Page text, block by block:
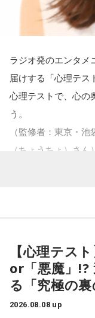
ーができて、グル
いうのは今までな
藤木：そんな日本代
（左から）福田正
番組Webサイト：
番組公式X：
だ、これは日本だ
グランドもそうい
ういうスポーツな
つまり、ベンチから
るほど簡単なスポー
それに対してまた変
て、時間をつくれ
ね。
うことでしょうか？
福田：そうですね。
「誰が出ても同じよ
これに対して、カ
のは、1～2年目の
い。有吉が「なんで
なことを言うのもあ
ういう先輩か分かっ
ます。
それを受け、有吉
（若手の頃は）誰
また、有吉は「吉本
ん。それは養成所で
からも受け継がれる
ラジオ発のエンタメ
届けする「心理テス
心理テストで、心の
う。
（監修者：東京・
（ちょうちょ）さん）
び込んできました。
あなたは慌てて、荷
安全な場所までたど
ふと見ると、あなた
【心理テス
or「悪魔」!?
る「究極の
2026.08.08 up